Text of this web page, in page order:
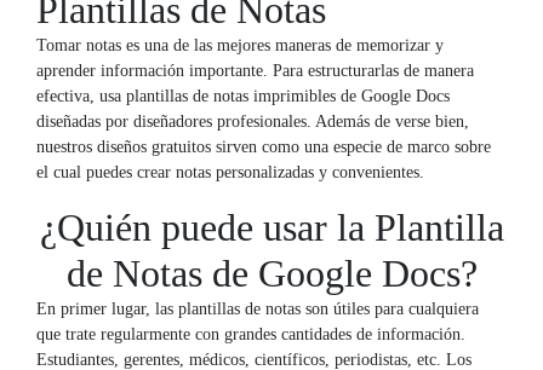
Plantillas de Notas
Tomar notas es una de las mejores maneras de memorizar y
aprender información importante. Para estructurarlas de manera
efectiva, usa plantillas de notas imprimibles de Google Docs
diseñadas por diseñadores profesionales. Además de verse bien,
nuestros diseños gratuitos sirven como una especie de marco sobre
el cual puedes crear notas personalizadas y convenientes.
¿Quién puede usar la Plantilla
de Notas de Google Docs?
En primer lugar, las plantillas de notas son útiles para cualquiera
que trate regularmente con grandes cantidades de información.
Estudiantes, gerentes, médicos, científicos, periodistas, etc. Los